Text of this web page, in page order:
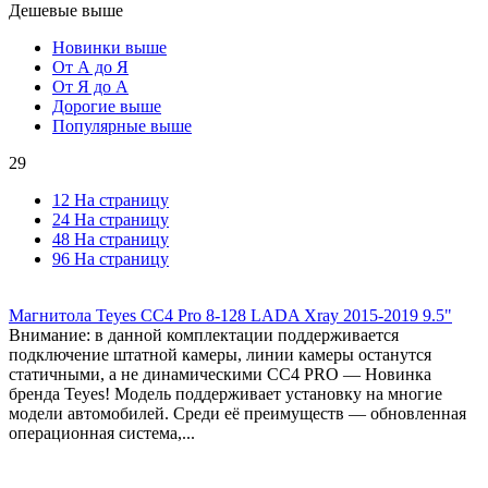
Дешевые выше
Новинки выше
От А до Я
От Я до А
Дорогие выше
Популярные выше
29
12 На страницу
24 На страницу
48 На страницу
96 На страницу
Магнитола Teyes CC4 Pro 8-128 LADA Xray 2015-2019 9.5"
Внимание: в данной комплектации поддерживается
подключение штатной камеры, линии камеры останутся
статичными, а не динамическими СС4 PRO — Новинка
бренда Teyes! Модель поддерживает установку на многие
модели автомобилей. Среди её преимуществ — обновленная
операционная система,...